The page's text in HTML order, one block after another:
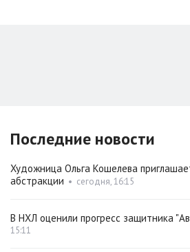
Последние новости
Художница Ольга Кошелева
абстракции • сегодня, 16:15
В НХЛ оценили прогресс защитника
15:11